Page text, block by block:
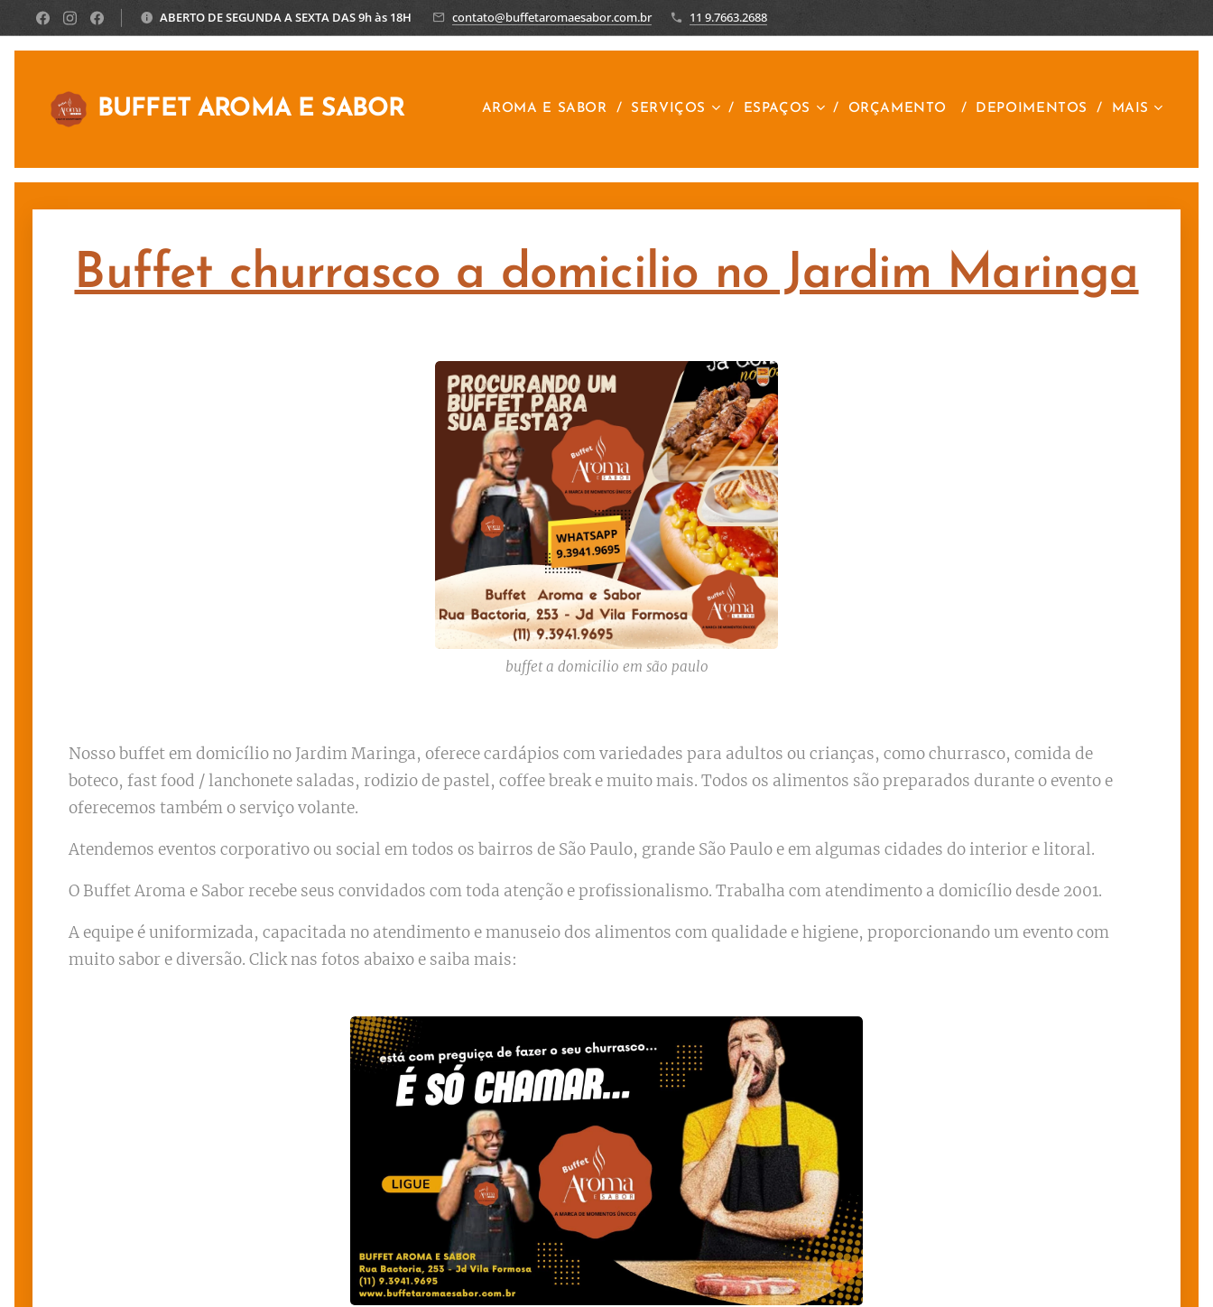
ABERTO DE SEGUNDA A SEXTA DAS 9h às 18H contato@buffetaromaesabor.com.br 11 9.7663.2688
BUFFET AROMA E SABOR AROMA E SABOR SERVIÇOS ESPAÇOS ORÇAMENTO DEPOIMENTOS MAIS
Buffet churrasco a domicilio no Jardim Maringa
buffet a domicilio em são paulo
Nosso buffet em domicílio no Jardim Maringa, oferece cardápios com variedades para adultos ou crianças, como churrasco, comida de
boteco, fast food / lanchonete saladas, rodizio de pastel, coffee break e muito mais. Todos os alimentos são preparados durante o evento e
oferecemos também o serviço volante.
Atendemos eventos corporativo ou social em todos os bairros de São Paulo, grande São Paulo e em algumas cidades do interior e litoral.
O Buffet Aroma e Sabor recebe seus convidados com toda atenção e profissionalismo. Trabalha com atendimento a domicílio desde 2001.
A equipe é uniformizada, capacitada no atendimento e manuseio dos alimentos com qualidade e higiene, proporcionando um evento com
muito sabor e diversão. Click nas fotos abaixo e saiba mais: